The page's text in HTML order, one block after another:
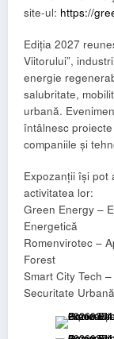
site-ul: https://
Ediția 2027
Viitorului”,
energie
salubritate,
urbană.
întâlnesc
companiile și
Expozanții își pot
activitatea lor:
Green Energy –
Energetică
Romenvirotec –
Forest
Smart City Tech
Securitate Urbană